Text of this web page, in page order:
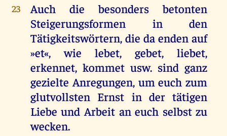
23
Auch die besonders betonten
Steigerungsformen in den
Tätigkeitswörtern, die da enden auf
»et«, wie lebet, gebet, liebet,
erkennet, kommet usw. sind ganz
gezielte Anregungen, um euch zum
glutvollsten Ernst in der tätigen
Liebe und Arbeit an euch selbst zu
wecken.